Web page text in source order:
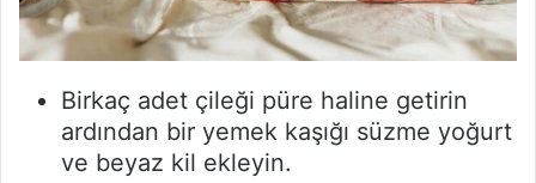
Birkaç adet çileği püre haline getirin
ardından bir yemek kaşığı süzme yoğurt
ve beyaz kil ekleyin.